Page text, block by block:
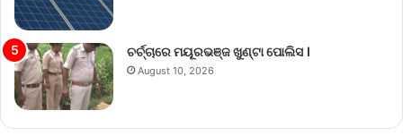
ଚର୍ଚ୍ଚାରେ ମୟୂରଭଞ୍ଜ ଖୁଣ୍ଟା ପୋଲିସ ।
August 10, 2026